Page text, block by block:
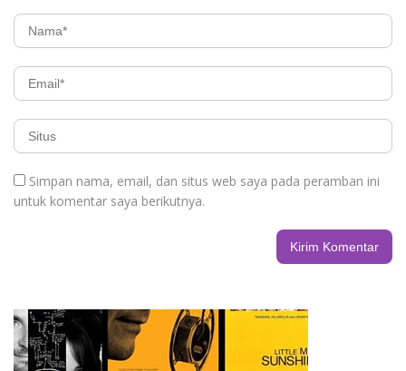
Simpan nama, email, dan situs web saya pada peramban ini
untuk komentar saya berikutnya.